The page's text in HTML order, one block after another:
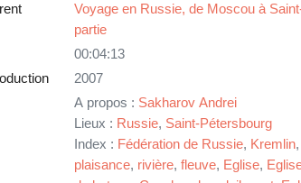
Voyage en Russie, de Moscou à
partie
00:04:13
2007
A propos : Sakharov Andrei
Lieux : Russie, Saint-Pétersbourg
Index : Fédération de Russie, Kremlin,
plaisance, rivière, fleuve, Eglise,